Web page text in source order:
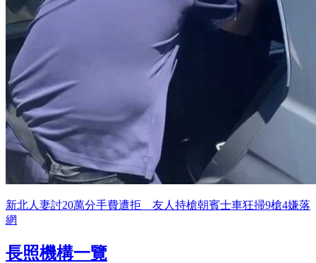
新北人妻討20萬分手費遭拒 友人持槍朝賓士車狂掃9槍4嫌落
網
長照機構一覽